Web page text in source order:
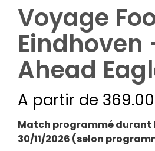
Voyage
Eindhoven
Ahead
A partir de 369.00
Match programmé durant
30/11/2026 (selon